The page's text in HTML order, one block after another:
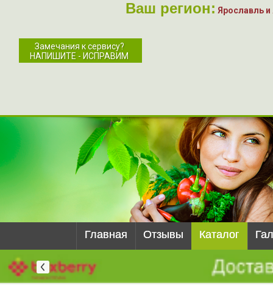
Ваш регион: Ярославль и
Замечания к сервису?
НАПИШИТЕ - ИСПРАВИМ
Главная Отзывы Каталог